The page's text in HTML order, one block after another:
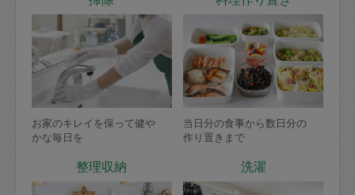
お家のキレイを保って健や
かな毎日を
当日分の食事から数日分の
作り置きまで
整理収納 洗濯